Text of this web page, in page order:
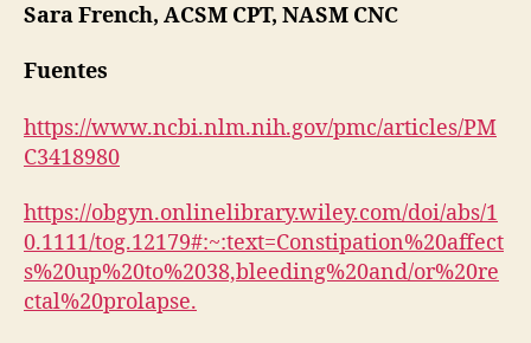
Sara French, ACSM CPT, NASM CNC
Fuentes
https://www.ncbi.nlm.nih.gov/pmc/articles/PM
C3418980
https://obgyn.onlinelibrary.wiley.com/doi/abs/1
0.1111/tog.12179#:~:text=Constipation%20affect
s%20up%20to%2038,bleeding%20and/or%20re
ctal%20prolapse.